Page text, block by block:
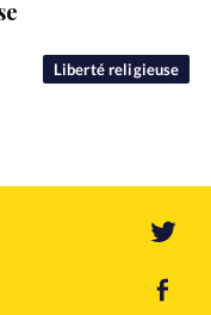
Liberté religieuse